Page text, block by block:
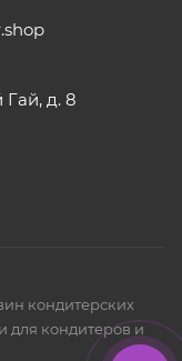
Гай, д. 8
кондитерских
для кондитеров и